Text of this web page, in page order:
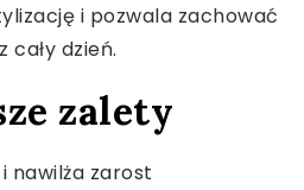
i pozwala zachować
dzień.
zalety
nawilża zarost